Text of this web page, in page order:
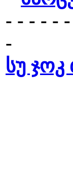
- - - - -
-
სუ ჯოკ